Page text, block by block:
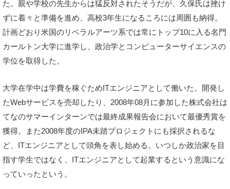
た。親や学校の先生からは猛反対されたそうだが、久保氏は挫け
ずに着々と準備を進め、高校3年生になるころには周囲も納得。
計画どおり米国のリベラルアーツ系では常にトップ10に入る名門
カールトン大学に進学し、政治学とコンピューターサイエンスの
学位を取得した。
大学在学中は学費を稼ぐためITエンジニアとして働いた。開発し
たWebサービスを売却したり、2008年08月に参加した株式会社は
てなのサマーインターンでは最終成果報告会において最優秀賞を
獲得。また2008年度のIPA未踏プロジェクトにも採択されるな
ど、ITエンジニアとして頭角を表し始める。いつしか政治家を目
指す学生ではなく、ITエンジニアとして起業するという意識にな
っていったという。